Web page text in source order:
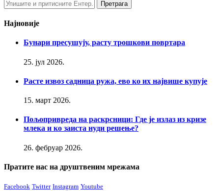
Најновије
Бунари пресушују, расту трошкови повртара
25. јул 2026.
Расте извоз садница ружа, ево ко их највише купује
15. март 2026.
Пољопривреда на раскрсници: Где је излаз из кризе
млека и ко заиста нуди решење?
26. фебруар 2026.
Пратите нас на друштвеним мрежама
Facebook Twitter Instagram Youtube